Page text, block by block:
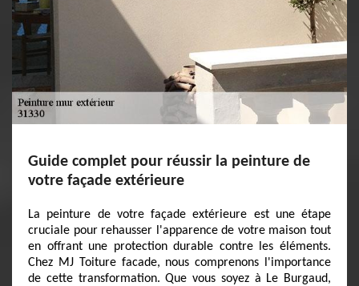
Guide complet pour réussir la peinture de
votre façade extérieure
La peinture de votre façade extérieure est une étape
cruciale pour rehausser l'apparence de votre maison tout
en offrant une protection durable contre les éléments.
Chez MJ Toiture facade, nous comprenons l'importance
de cette transformation. Que vous soyez à Le Burgaud,